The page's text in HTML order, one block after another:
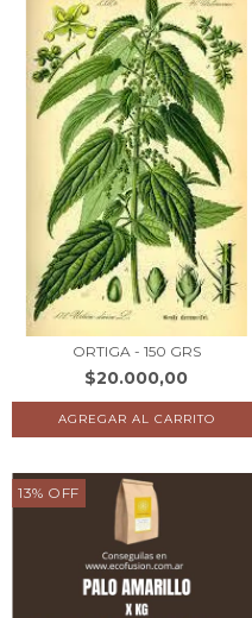
ORTIGA - 150 GRS
$20.000,00
13% OFF